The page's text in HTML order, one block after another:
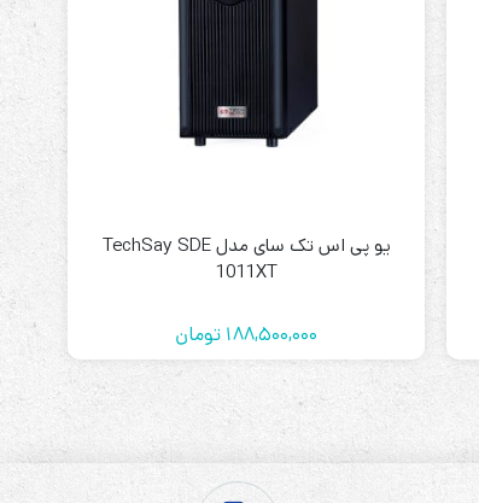
یو پی اس تک سای مدل TechSay SDE
1011XT
188,500,000 تومان